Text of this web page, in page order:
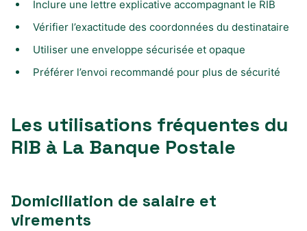
Inclure une lettre explicative accompagnant le RIB
Vérifier l’exactitude des coordonnées du destinataire
Utiliser une enveloppe sécurisée et opaque
Préférer l’envoi recommandé pour plus de sécurité
Les utilisations fréquentes du
RIB à La Banque Postale
Domiciliation de salaire et
virements